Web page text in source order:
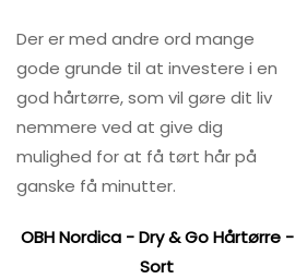
Der er med andre ord mange
gode grunde til at investere i en
god hårtørre, som vil gøre dit liv
nemmere ved at give dig
mulighed for at få tørt hår på
ganske få minutter.
OBH Nordica - Dry & Go Hårtørre -
Sort